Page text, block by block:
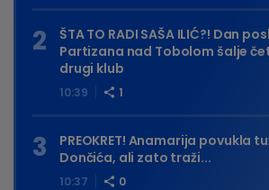
10:39 1
ŠTA TO RADI SAŠA ILIĆ?! Dan
Partizana nad Tobolom šalje
drugi klub
10:37 0
PREOKRET! Anamarija povukla
Dončića, ali zato traži...